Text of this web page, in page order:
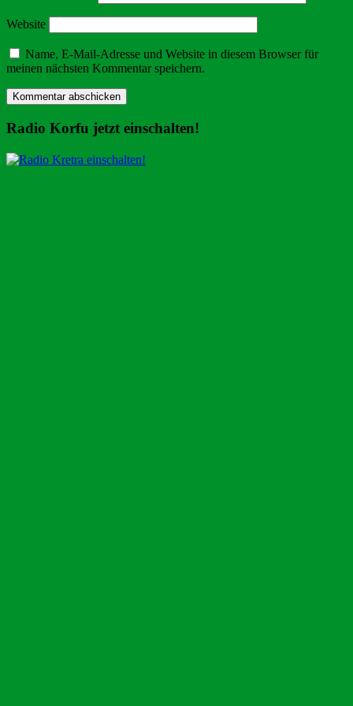
Website
Name, E-Mail-Adresse und Website in diesem Browser für
meinen nächsten Kommentar speichern.
Radio Korfu jetzt einschalten!